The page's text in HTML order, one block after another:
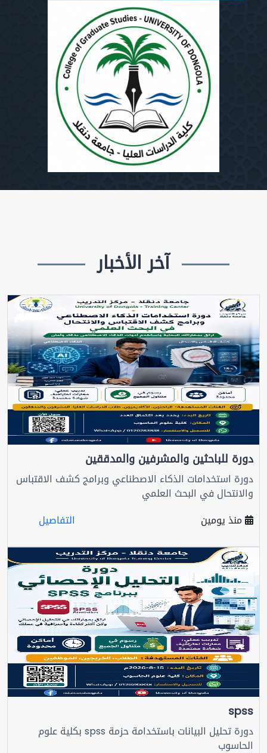
آخر الأخبار
دورة للباحثين والمشرفين والمدققين
دورة استخدامات الذكاء الاصطناعي وبرامج كشف الاقتباس
والانتحال في البحث العلمي
منذ يومين
التفاصيل
spss
دورة تحليل البيانات باستخدامة حزمة spss بكلية علوم
الحاسوب